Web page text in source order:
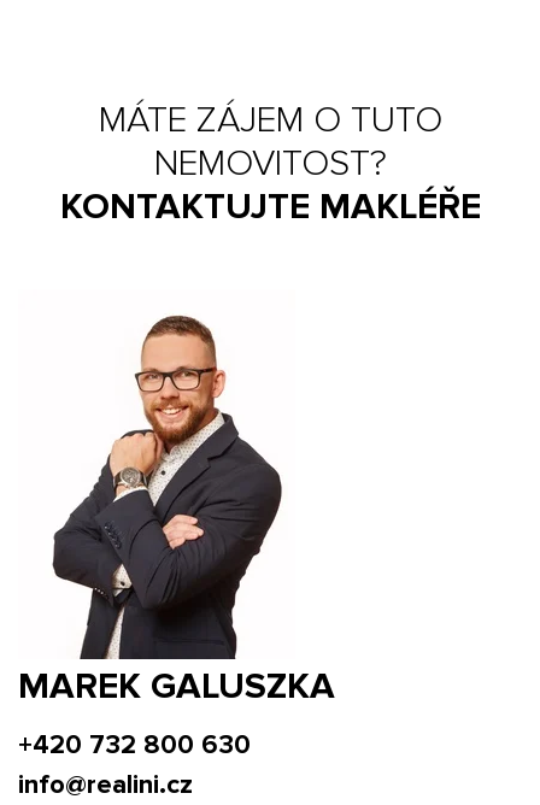
MÁTE ZÁJEM O TUTO
NEMOVITOST?
KONTAKTUJTE MAKLÉŘE
MAREK GALUSZKA
+420 732 800 630
info@realini.cz